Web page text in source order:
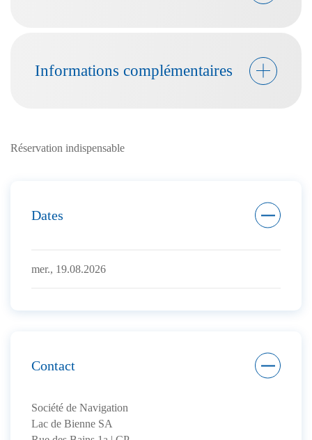
Informations complémentaires
Réservation indispensable
Dates
mer., 19.08.2026
Contact
Société de Navigation
Lac de Bienne SA